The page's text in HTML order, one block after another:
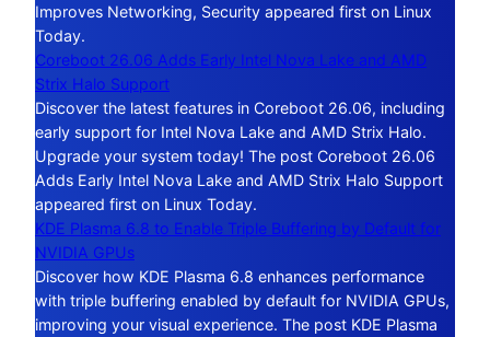
Improves Networking, Security appeared first on Linux
Today.
Coreboot 26.06 Adds Early Intel Nova Lake and AMD
Strix Halo Support
Discover the latest features in Coreboot 26.06, including
early support for Intel Nova Lake and AMD Strix Halo.
Upgrade your system today! The post Coreboot 26.06
Adds Early Intel Nova Lake and AMD Strix Halo Support
appeared first on Linux Today.
KDE Plasma 6.8 to Enable Triple Buffering by Default for
NVIDIA GPUs
Discover how KDE Plasma 6.8 enhances performance
with triple buffering enabled by default for NVIDIA GPUs,
improving your visual experience. The post KDE Plasma